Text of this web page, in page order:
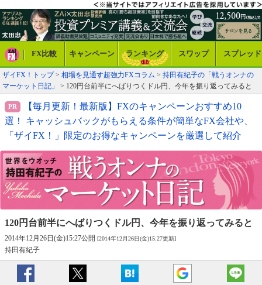
FX比較 キャンペーン ランキング スワップ スプレッド
ザイFX！トップ> 相場を見通す超強力FXコラム > 持田有紀子の「戦うオンナの
マーケット日記」
> 120円台前半にへばりつくドル円、今年を振り返ってみると
【毎月更新！最新版】FXのキャンペーンおすすめ10
選！ キャッシュバックがもらえる条件が簡単なFX会社や、
「ザイFX！」限定のお得なキャンペーンを厳選して紹介
120円台前半にへばりつくドル円、 今年を振り返ってみると
2014年12月26日(金)15:27公開 [2014年12月26日(金)15:27更新]
持田有紀子